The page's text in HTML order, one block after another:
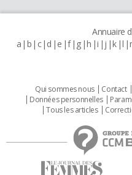
Annuaire
a b c d e f g h i j k l
Qui sommes nous Contact
Données personnelles
Tous les articles